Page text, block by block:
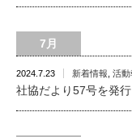
7月
2024.7.23 新着情報 活動
社協だより57号を発行